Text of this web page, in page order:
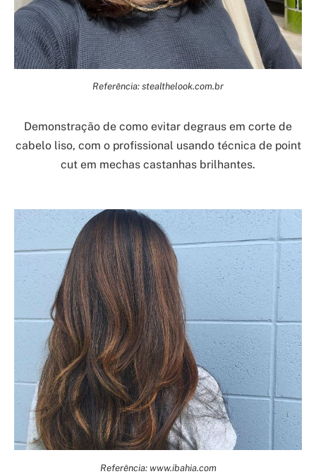
Referência: stealthelook.com.br
Demonstração de como evitar degraus em corte de
cabelo liso, com o profissional usando técnica de point
cut em mechas castanhas brilhantes.
Referência: www.ibahia.com